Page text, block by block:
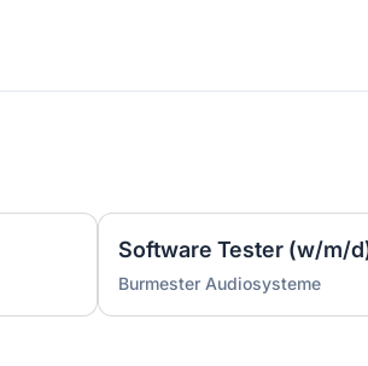
Software Tester (w/m/
Burmester Audiosysteme